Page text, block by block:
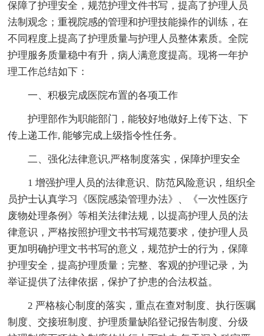
保障了护理安全，规范护理文件书写，提高了护理人员
法制观念；重视院感的管理和护理技能操作的训练，在
不同程度上提高了护理质量与护理人员整体素质。全院
护理服务质量稳中有升，病人满意度提高。现将一年护
理工作总结如下：
一、积极完成医院布置的各项工作
护理部作为职能部门，能较好地做好上传下达、下
传上递工作, 能够完成上级指令性任务。
二、强化法律意识,严格制度落实，保障护理安全
1 增强护理人员的法律意识、防范风险意识，组织全
员护士认真学习《医院感染管理办法》、《一次性医疗
废物处理条例》等相关法律法规，以提高护理人员的法
律意识，严格按照护理文书书写规范要求，使护理人员
更加明确护理文书书写的意义，规范护士的行为，保障
护理安全，提高护理质量；完整、客观的护理记录，为
举证提供了法律依据，保护了护患的合法权益。
2 严格核心制度的落实，重点在查对制度、执行医嘱
制度、交接班制度、护理质量缺陷登记报告制度、分级